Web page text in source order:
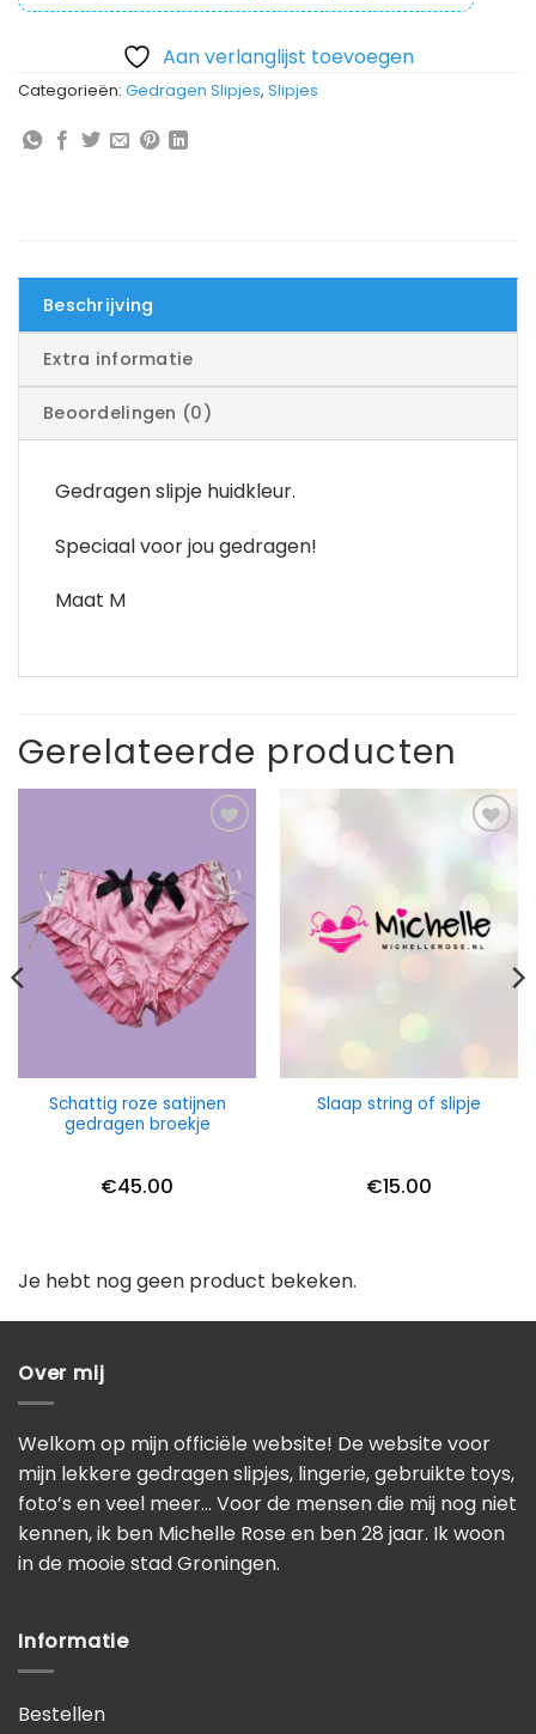
Aan verlanglijst toevoegen
Categorieën: Gedragen Slipjes, Slipjes
Beschrijving
Extra informatie
Beoordelingen (0)
Gedragen slipje huidkleur.
Speciaal voor jou gedragen!
Maat M
Gerelateerde producten
Schattig roze satijnen
gedragen broekje
€45.00
Slaap string of slipje
€15.00
Je hebt nog geen product bekeken.
Over mij
Welkom op mijn officiële website! De website voor
mijn lekkere gedragen slipjes, lingerie, gebruikte toys,
foto’s en veel meer… Voor de mensen die mij nog niet
kennen, ik ben Michelle Rose en ben 28 jaar. Ik woon
in de mooie stad Groningen.
Informatie
Bestellen